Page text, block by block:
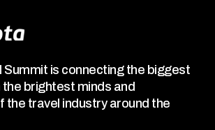
Summit is connecting the biggest
brightest minds and
the travel industry around the